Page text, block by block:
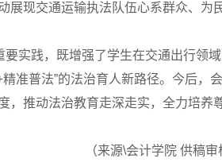
展现交通运输执法队伍心系群众、为
要实践，既增强了学生在交通出行领
准普法”的法治育人新路径。今后，
，推动法治教育走深走实，全力培养
（来源\会计学院 供稿